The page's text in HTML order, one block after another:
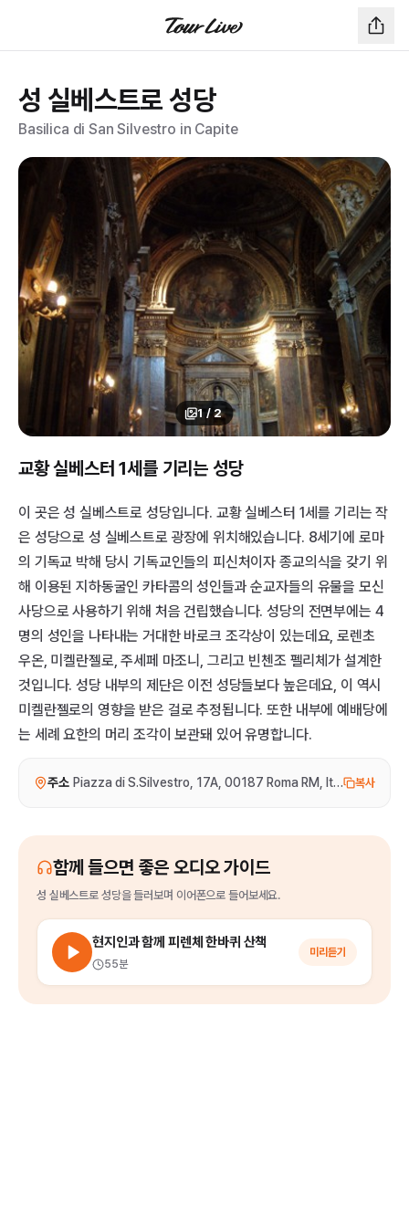
성 실베스트로 성당
Basilica di San Silvestro in Capite
1/2
교황 실베스터 1세를 기리는 성당
이 곳은 성 실베스트로 성당입니다. 교황 실베스터 1세를 기리는 작
은 성당으로 성 실베스트로 광장에 위치해있습니다. 8세기에 로마
의 기독교 박해 당시 기독교인들의 피신처이자 종교의식을 갖기 위
해 이용된 지하동굴인 카타콤의 성인들과 순교자들의 유물을 모신
사당으로 사용하기 위해 처음 건립했습니다. 성당의 전면부에는 4
명의 성인을 나타내는 거대한 바로크 조각상이 있는데요, 로렌초
우온, 미켈란젤로, 주세페 마조니, 그리고 빈첸조 펠리체가 설계한
것입니다. 성당 내부의 제단은 이전 성당들보다 높은데요, 이 역시
미켈란젤로의 영향을 받은 걸로 추정됩니다. 또한 내부에 예배당에
는 세례 요한의 머리 조각이 보관돼 있어 유명합니다.
주소 Piazza di S.Silvestro, 17A, 00187 Roma RM, Italy 복사
함께 들으면 좋은 오디오 가이드
성 실베스트로 성당을들러보며 이어폰으로 들어보세요.
현지인과 함께 피렌체 한바퀴 산책
55분
미리듣기